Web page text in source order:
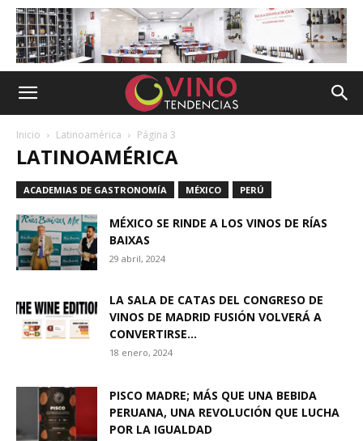
Inicio Latinoamérica Página 3
LATINOAMÉRICA
ACADEMIAS DE GASTRONOMÍA MÉXICO PERÚ
MÉXICO SE RINDE A LOS VINOS DE RÍAS
BAIXAS
29 abril, 2024
LA SALA DE CATAS DEL CONGRESO DE
VINOS DE MADRID FUSIÓN VOLVERÁ A
CONVERTIRSE...
18 enero, 2024
PISCO MADRE; MÁS QUE UNA BEBIDA
PERUANA, UNA REVOLUCIÓN QUE LUCHA
POR LA IGUALDAD